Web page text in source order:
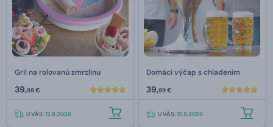
Gril na rolovanú zmrzlinu
39,99 €
U VÁS:12.8.2026
Domáci výčap s chladením
39,99 €
U VÁS:12.8.2026